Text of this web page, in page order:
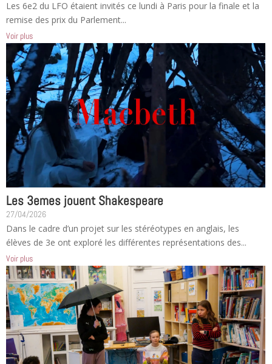
Les 6e2 du LFO étaient invités ce lundi à Paris pour la finale et la
remise des prix du Parlement...
Voir plus
Les 3emes jouent Shakespeare
27/04/2026
Dans le cadre d’un projet sur les stéréotypes en anglais, les
élèves de 3e ont exploré les différentes représentations des...
Voir plus